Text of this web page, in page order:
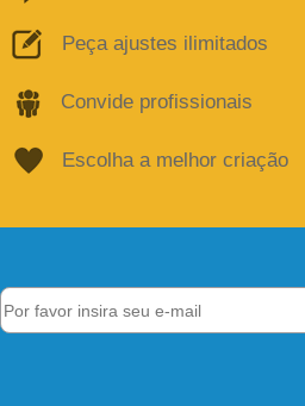
Peça ajustes ilimitados
Convide profissionais
Escolha a melhor criação